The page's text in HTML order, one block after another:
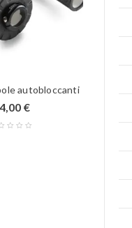
autobloccanti
€